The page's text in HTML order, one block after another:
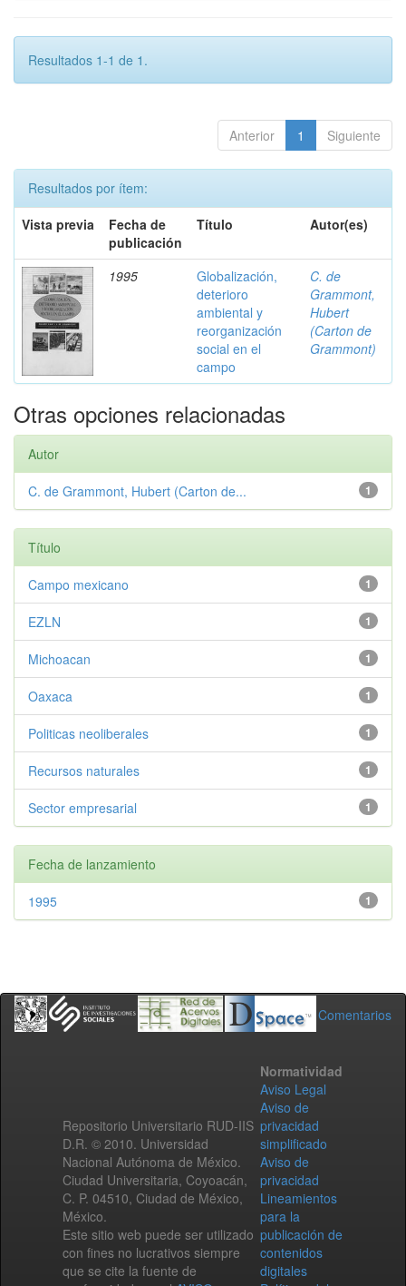
Resultados 1-1 de 1.
Anterior 1 Siguiente
Resultados por ítem:
Vista previa
Fecha de
publicación
Título Autor(es)
1995
Globalización,
deterioro
ambiental y
reorganización
social en el
campo
C. de
Grammont,
Hubert
(Carton de
Grammont)
Otras opciones relacionadas
Autor
1
C. de Grammont, Hubert (Carton de...
Título
1
Campo mexicano
1
EZLN
1
Michoacan
1
Oaxaca
1
Politicas neoliberales
1
Recursos naturales
1
Sector empresarial
Fecha de lanzamiento
1
1995
Comentarios
Repositorio Universitario RUD-IIS
D.R. © 2010. Universidad
Nacional Autónoma de México.
Ciudad Universitaria, Coyoacán,
C. P. 04510, Ciudad de México,
México.
Este sitio web puede ser utilizado
con fines no lucrativos siempre
que se cite la fuente de
Normatividad
Aviso Legal
Aviso de
privacidad
simplificado
Aviso de
privacidad
Lineamientos
para la
publicación de
contenidos
digitales